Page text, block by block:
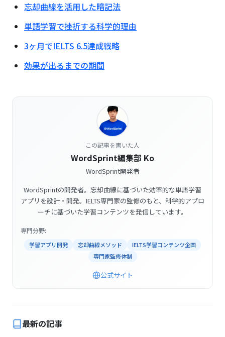
忘却曲線を活用した暗記法
単語学習で挫折する科学的理由
3ヶ月でIELTS 6.5達成戦略
効果が出るまでの期間
この記事を書いた人
WordSprint編集部 Ko
WordSprint開発者
WordSprintの開発者。忘却曲線に基づいた効率的な単語学習
アプリを設計・開発。IELTS専門家の監修のもと、科学的アプロ
ーチに基づいた学習コンテンツを発信しています。
専門分野:
学習アプリ開発 忘却曲線メソッド
IELTS学習コンテンツ企画
専門家監修体制
公式サイト
最新の記事